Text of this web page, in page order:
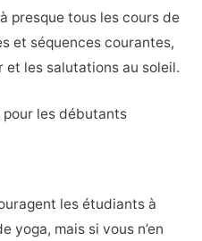
presque tous les cours de
et séquences courantes,
et les salutations au soleil.
pour les débutants
les étudiants à
yoga, mais si vous n’en